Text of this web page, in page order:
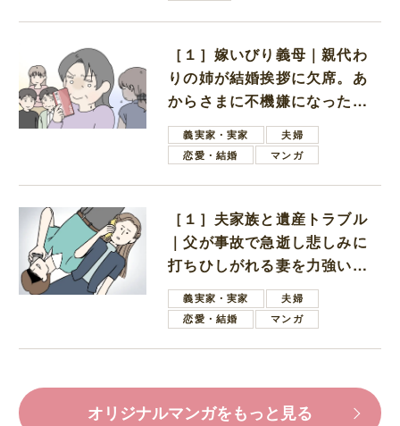
［１］嫁いびり義母｜親代わ
りの姉が結婚挨拶に欠席。あ
からさまに不機嫌になった義
母義実家・実家
夫婦
恋愛・結婚
マンガ
［１］夫家族と遺産トラブル
｜父が事故で急逝し悲しみに
打ちひしがれる妻を力強い言
葉で励ます夫
義実家・実家
夫婦
恋愛・結婚
マンガ
オリジナルマンガをもっと見る